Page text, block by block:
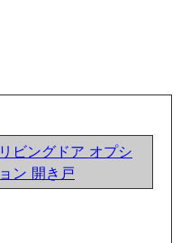
リビングドア オプシ
ョン 開き戸